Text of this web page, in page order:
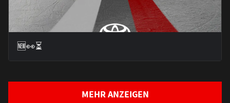
🆕👀⏳
MEHR ANZEIGEN